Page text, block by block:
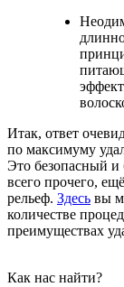
Итак, ответ
по максимуму
Это безопасный
всего прочего,
рельеф. Здесь вы
количестве
преимуществах
Как нас найти?